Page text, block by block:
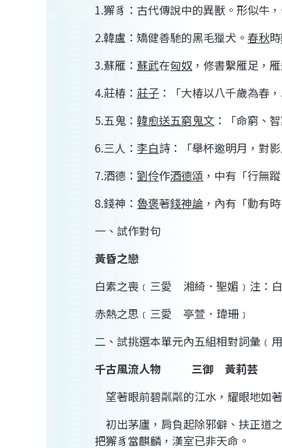
1.獬豸：古代傳說中的異獸。形似牛
2.韓盧：矯健善馳的黑毛獵犬。春秋時
3.蘇雁： 蘇武在匈奴 ，修書繫雁足，
4.莊椿：莊子 ：「大椿以八千歲為春
5.五鬼：韓愈送五窮鬼文 ：「命窮、
6.三人：李白詩：「舉杯邀明月，對影
7.酒德：劉伶作酒德頌 ，中有「行無
8.錢神： 魯褒著錢神論 ，內有「動有
一、試作對句
黃昏之戀
白素之喪﹝三愛 湘綺．聖媚﹞ 注：
赤熱之思﹝三愛 亭萱．瑋珊﹞
二、試挑選本單元內五組相對詞彙﹙
千古風流人物
三御
黃莉芸
望著眼前碧粼粼的江水，耀眼地如
初出茅廬，肩負起除邪僻、扶正道
把獬豸當麒麟 ，漢室已非天命。